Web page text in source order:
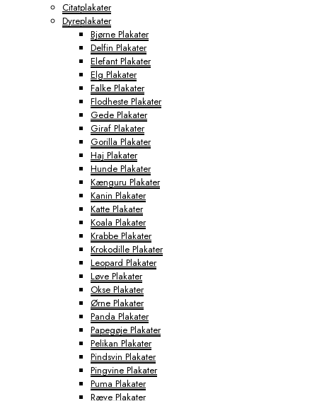
Citatplakater
Dyreplakater
Bjørne Plakater
Delfin Plakater
Elefant Plakater
Elg Plakater
Falke Plakater
Flodheste Plakater
Gede Plakater
Giraf Plakater
Gorilla Plakater
Haj Plakater
Hunde Plakater
Kænguru Plakater
Kanin Plakater
Katte Plakater
Koala Plakater
Krabbe Plakater
Krokodille Plakater
Leopard Plakater
Løve Plakater
Okse Plakater
Ørne Plakater
Panda Plakater
Papegøje Plakater
Pelikan Plakater
Pindsvin Plakater
Pingvine Plakater
Puma Plakater
Ræve Plakater